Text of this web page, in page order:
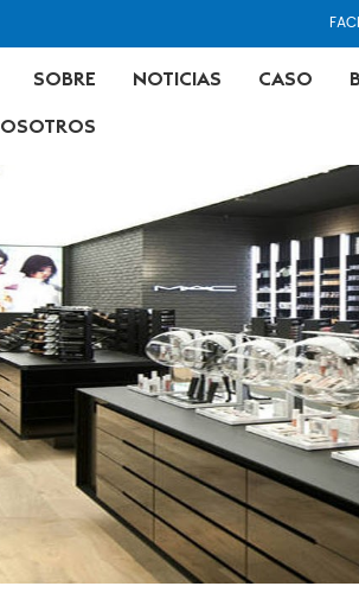
SOBRE
NOTICIAS CASO